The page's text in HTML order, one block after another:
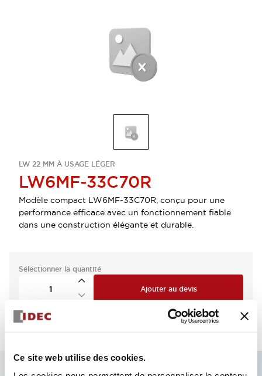
Ce site web utilise des cookies.
LW 22 MM À USAGE LÉGER
LW6MF-33C70R
Modèle compact LW6MF-33C70R, conçu pour une
performance efficace avec un fonctionnement fiable
dans une construction élégante et durable.
Sélectionner la quantité
Ajouter au devis